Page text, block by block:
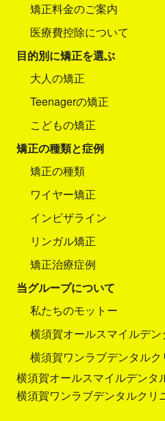
矯正料金のご案内
医療費控除について
目的別に矯正を選ぶ
大人の矯正
Teenagerの矯正
こどもの矯正
矯正の種類と症例
矯正の種類
ワイヤー矯正
インビザライン
リンガル矯正
矯正治療症例
当グループについて
私たちのモットー
横須賀オールスマイルデン
横須賀ワンラブデンタルク
横須賀オールスマイルデンタ
横須賀ワンラブデンタルクリ